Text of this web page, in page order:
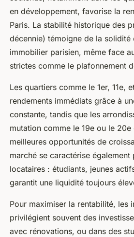
en développement, favorise la
Paris. La stabilité historique des
décennie) témoigne de la solidité
immobilier parisien, même face
strictes comme le plafonnement
Les quartiers comme le 1er, 11e,
rendements immédiats grâce à
constante, tandis que les
mutation comme le 19e ou le
meilleures opportunités de
marché se caractérise
locataires : étudiants, jeunes
garantit une liquidité toujours
Pour maximiser la rentabilité, les
privilégient souvent des
avec rénovations, ou dans des